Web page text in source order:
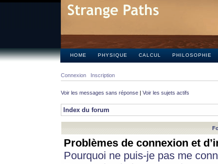
HOME PHYSIQUE CALCUL PHILOSOPHIE
Connexion Inscription
Voir les messages sans réponse | Voir les sujets actifs
Index du forum
Problèmes de connexion et
Pourquoi ne puis-je pas me